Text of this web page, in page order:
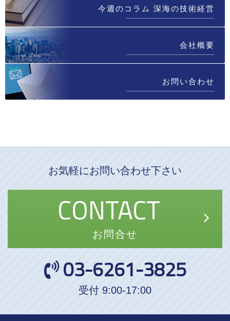
今週のコラム 深海の技術経営
会社概要
お問い合わせ
お気軽にお問い合わせ下さい
CONTACT
お問合せ
03-6261-3825
受付 9:00-17:00